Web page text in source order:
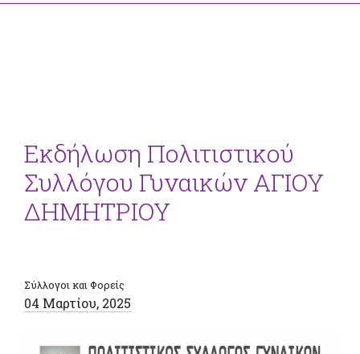
Εκδήλωση Πολιτιστικού
Συλλόγου Γυναικών ΑΓΙΟΥ
ΔΗΜΗΤΡΙΟΥ
Σύλλογοι και Φορείς
04 Μαρτίου, 2025